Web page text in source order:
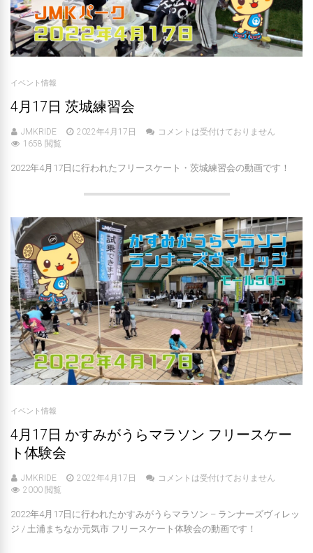
イベント情報
4月17日 茨城練習会
JMKRIDE 2022年4月17日
コメントは受付けておりません
1658 閲覧
2022年4月17日に行われたフリースケート・茨城練習会の動画です！
イベント情報
4月17日 かすみがうらマラソン フリースケー
ト体験会
JMKRIDE 2022年4月17日
コメントは受付けておりません
2000 閲覧
2022年4月17日に行われたかすみがうらマラソン – ランナーズヴィレッ
ジ / 土浦まちなか元気市 フリースケート体験会の動画です！